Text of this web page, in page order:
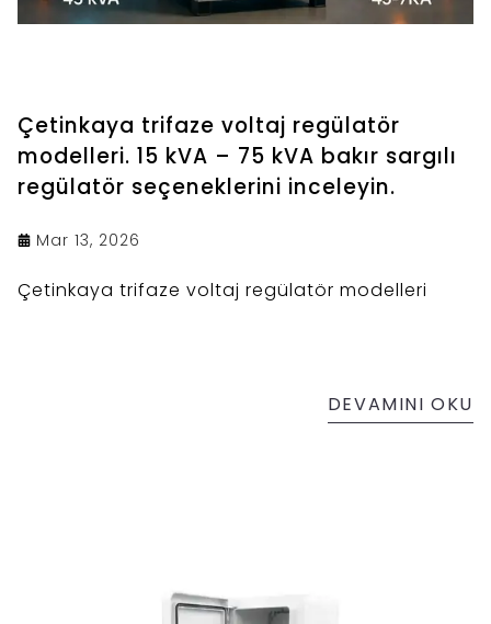
Çetinkaya trifaze voltaj regülatör
modelleri. 15 kVA – 75 kVA bakır sargılı
regülatör seçeneklerini inceleyin.
Mar 13, 2026
Çetinkaya trifaze voltaj regülatör modelleri
DEVAMINI OKU